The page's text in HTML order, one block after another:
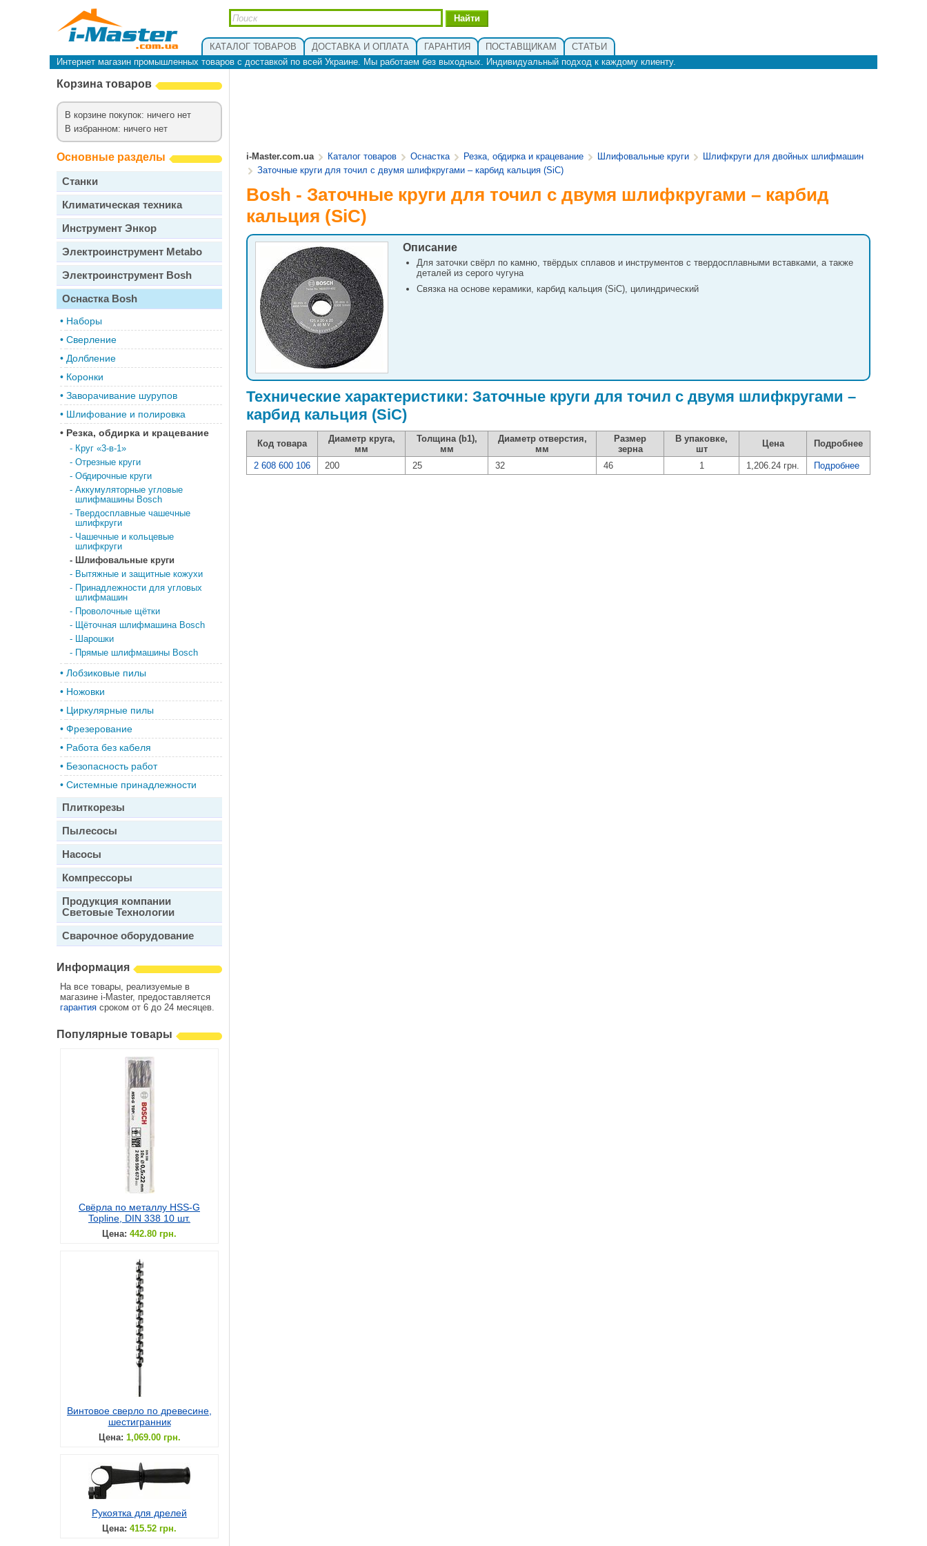
КАТАЛОГ ТОВАРОВ ДОСТАВКА И ОПЛАТА ГАРАНТИЯ ПОСТАВЩИКАМ
СТАТЬИ
Интернет магазин промышленных товаров с доставкой по всей Украине. Мы работаем без выходных. Индивидуальный подход к каждому клиенту.
Корзина товаров
В корзине покупок: ничего нет
В избранном: ничего нет
Основные разделы
Станки
Климатическая техника
Инструмент Энкор
Электроинструмент Metabo
Электроинструмент Bosh
Оснастка Bosh
• Наборы
• Сверление
• Долбление
• Коронки
• Заворачивание шурупов
• Шлифование и полировка
• Резка, обдирка и крацевание
- Круг «3-в-1»
- Отрезные круги
- Обдирочные круги
- Аккумуляторные угловые
шлифмашины Bosch
- Твердосплавные чашечные
шлифкруги
- Чашечные и кольцевые
шлифкруги
- Шлифовальные круги
- Вытяжные и защитные кожухи
- Принадлежности для угловых
шлифмашин
- Проволочные щётки
- Щёточная шлифмашина Bosch
- Шарошки
- Прямые шлифмашины Bosch
• Лобзиковые пилы
• Ножовки
• Циркулярные пилы
• Фрезерование
• Работа без кабеля
• Безопасность работ
• Системные принадлежности
Плиткорезы
Пылесосы
Насосы
Компрессоры
Продукция компании
Световые Технологии
Сварочное оборудование
Информация
На все товары, реализуемые в
магазине i-Master, предоставляется
гарантия сроком от 6 до 24 месяцев.
Популярные товары
Свёрла по металлу HSS-G
Topline, DIN 338 10 шт.
Цена: 442.80 грн.
Винтовое сверло по древесине,
шестигранник
Цена: 1,069.00 грн.
Рукоятка для дрелей
Цена: 415.52 грн.
i-Master.com.ua Каталог товаров Оснастка Резка, обдирка и крацевание Шлифовальные круги
Шлифкруги для двойных шлифмашин
Заточные круги для точил с двумя шлифкругами – карбид кальция (SiC)
Bosh - Заточные круги для точил с двумя шлифкругами – карбид
кальция (SiC)
Описание
Для заточки свёрл по камню, твёрдых сплавов и инструментов с твердосплавными вставками, а также
деталей из серого чугуна
Связка на основе керамики, карбид кальция (SiC), цилиндрический
Технические характеристики: Заточные круги для точил с двумя шлифкругами –
карбид кальция (SiC)
Код товара
Диаметр круга,
мм
Толщина (b1),
мм
Диаметр отверстия,
мм
Размер
зерна
В упаковке,
шт
Цена Подробнее
2 608 600 106 200 25 32 46 1 1,206.24 грн. Подробнее